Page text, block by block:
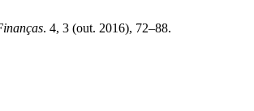
. 4, 3 (out. 2016), 72–88.